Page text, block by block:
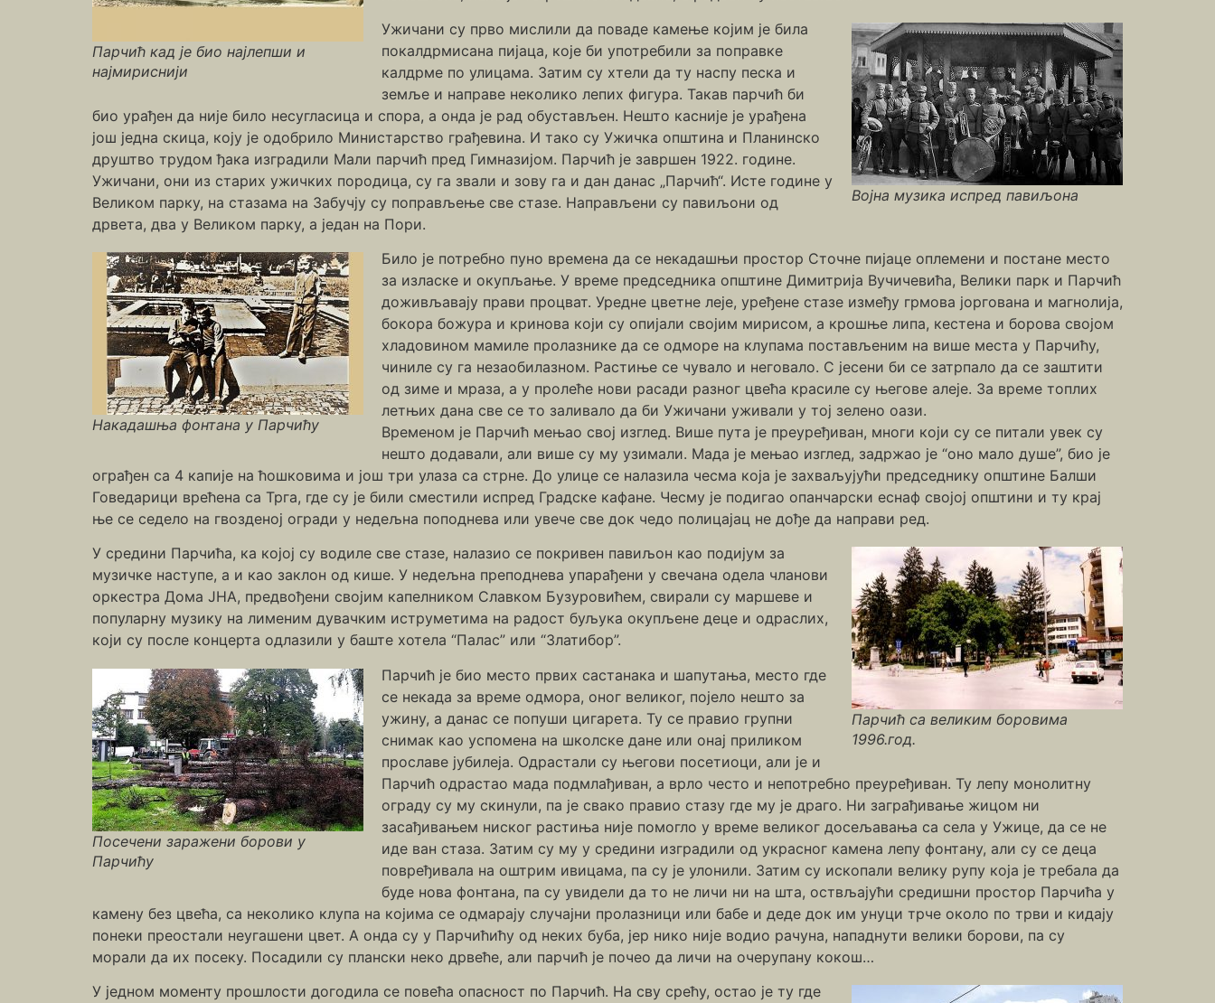
Парчић кад је био најлепши и
најмириснији
Војна музика испред павиљона
Ужичани су прво мислили да поваде камење којим је била
покалдрмисана пијаца, које би употребили за поправке
калдрме по улицама. Затим су хтели да ту наспу песка и
земље и направе неколико лепих фигура. Такав парчић би
био урађен да није било несугласица и спора, а онда је рад обустављен. Нешто касније је урађена
још једна скица, коју је одобрило Министарство грађевина. И тако су Ужичка општина и Планинско
друштво трудом ђака изградили Мали парчић пред Гимназијом. Парчић је завршен 1922. године.
Ужичани, они из старих ужичких породица, су га звали и зову га и дан данас „Парчић“. Исте године у
Великом парку, на стазама на Забучју су поправљење све стазе. Направљени су павиљони од
дрвета, два у Великом парку, а један на Пори.
Накадашња фонтана у Парчићу
Било је потребно пуно времена да се некадашњи простор Сточне пијаце оплемени и постане место
за изласке и окупљање. У време председника општине Димитрија Вучичевића, Велики парк и Парчић
доживљавају прави процват. Уредне цветне леје, уређене стазе између грмова јоргована и магнолија,
бокора божура и кринова који су опијали својим мирисом, а крошње липа, кестена и борова својом
хладовином мамиле пролазнике да се одморе на клупама постављеним на више места у Парчићу,
чиниле су га незаобилазном. Растиње се чувало и неговало. С јесени би се затрпало да се заштити
од зиме и мраза, а у пролеће нови расади разног цвећа красиле су његове алеје. За време топлих
летњих дана све се то заливало да би Ужичани уживали у тој зелено оази.
Временом је Парчић мењао свој изглед. Више пута је преуређиван, многи који су се питали увек су
нешто додавали, али више су му узимали. Мада је мењао изглед, задржао је “оно мало душе”, био је
ограђен са 4 капије на ћошковима и још три улаза са стрне. До улице се налазила чесма која је захваљујући председнику општине Балши
Говедарици врећена са Трга, где су је били сместили испред Градске кафане. Чесму је подигао опанчарски еснаф својој општини и ту крај
ње се седело на гвозденој огради у недељна поподнева или увече све док чедо полицајац не дође да направи ред.
Парчић са великим боровима
1996.год.
У средини Парчића, ка којој су водиле све стазе, налазио се покривен павиљон као подијум за
музичке наступе, а и као заклон од кише. У недељна преподнева упарађени у свечана одела чланови
оркестра Дома ЈНА, предвођени својим капелником Славком Бузуровићем, свирали су маршеве и
популарну музику на лименим дувачким иструметима на радост буљука окупљене деце и одраслих,
који су после концерта одлазили у баште хотела “Палас” или “Златибор”.
Посечени заражени борови у
Парчићу
Парчић је био место првих састанака и шапутања, место где
се некада за време одмора, оног великог, појело нешто за
ужину, а данас се попуши цигарета. Ту се правио групни
снимак као успомена на школске дане или онај приликом
прославе јубилеја. Одрастали су његови посетиоци, али је и
Парчић одрастао мада подмлађиван, а врло често и непотребно преуређиван. Ту лепу монолитну
ограду су му скинули, па је свако правио стазу где му је драго. Ни заграђивање жицом ни
засађивањем ниског растиња није помогло у време великог досељавања са села у Ужице, да се не
иде ван стаза. Затим су му у средини изградили од украсног камена лепу фонтану, али су се деца
повређивала на оштрим ивицама, па су је улонили. Затим су ископали велику рупу која је требала да
буде нова фонтана, па су увидели да то не личи ни на шта, оствљајући средишни простор Парчића у
камену без цвећа, са неколико клупа на којима се одмарају случајни пролазници или бабе и деде док им унуци трче около по трви и кидају
понеки преостали неугашени цвет. А онда су у Парчићићу од неких буба, јер нико није водио рачуна, нападнути велики борови, па су
морали да их посеку. Посадили су плански неко дрвеће, али парчић је почео да личи на очерупану кокош…
У једном моменту прошлости догодила се повећа опасност по Парчић. На сву срећу, остао је ту где